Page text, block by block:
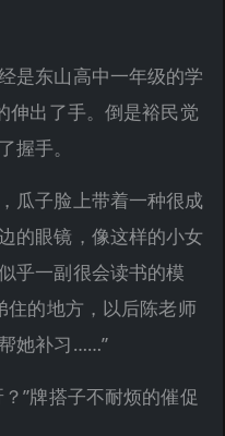
是东山高中一年级的学
伸出了手。倒是裕民觉
握手。
瓜子脸上带着一种很成
的眼镜，像这样的小女
乎一副很会读书的模
住的地方，以后陈老师
她补习……”
”牌搭子不耐烦的催促